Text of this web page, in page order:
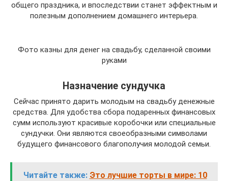
общего праздника, и впоследствии станет эффектным и
полезным дополнением домашнего интерьера.
Фото казны для денег на свадьбу, сделанной своими
руками
Назначение сундучка
Сейчас принято дарить молодым на свадьбу денежные
средства. Для удобства сбора подаренных финансовых
сумм используют красивые коробочки или специальные
сундучки. Они являются своеобразными символами
будущего финансового благополучия молодой семьи.
Читайте также: Это лучшие торты в мире: 10